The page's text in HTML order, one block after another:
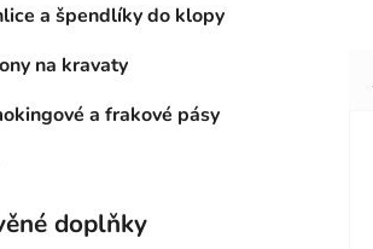
a špendlíky do klopy
na kravaty
a frakové pásy
doplňky